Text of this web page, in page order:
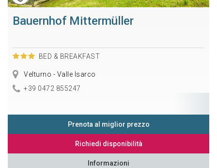
Bauernhof Mittermüller
BED & BREAKFAST
Velturno - Valle Isarco
+39 0472 855247
Prenota al miglior prezzo
Richiedi disponibilità
Informazioni